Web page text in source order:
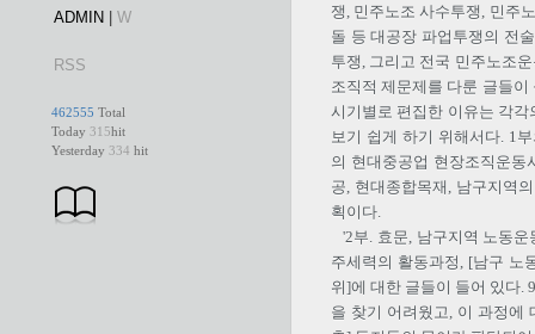
ADMIN W
RSS
462555 Total
Today 315hit
Yesterday 334 hit
쟁, 민주노조 사수투쟁, 민주
돌 등 대공장 파업투쟁의 전
투쟁, 그리고 전국 민주노조
조직적 제문제를 다룬 글들
시기별로 편집한 이유는 각
보기 쉽게 하기 위해서다. 1
의 현대중공업 현장조직운동
공, 현대종합목재, 남구지역
획이다.
'2부. 효문, 남구지역 노동
주세력의 활동과정, [남구 노
위]에 대한 글들이 들어 있다.
을 찾기 어려웠고, 이 과정에